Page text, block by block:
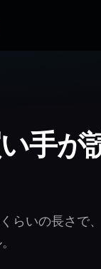
手が
らいの長さで